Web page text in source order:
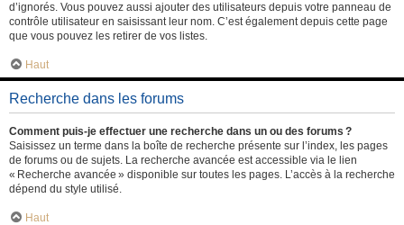
d’ignorés. Vous pouvez aussi ajouter des utilisateurs depuis votre panneau de
contrôle utilisateur en saisissant leur nom. C’est également depuis cette page
que vous pouvez les retirer de vos listes.
Haut
Recherche dans les forums
Comment puis-je effectuer une recherche dans un ou des forums ?
Saisissez un terme dans la boîte de recherche présente sur l’index, les pages
de forums ou de sujets. La recherche avancée est accessible via le lien
« Recherche avancée » disponible sur toutes les pages. L’accès à la recherche
dépend du style utilisé.
Haut